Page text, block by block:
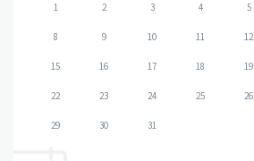
1 2 3 4 5
8 9 10 11 12
15 16 17 18 19
22 23 24 25 26
29 30 31